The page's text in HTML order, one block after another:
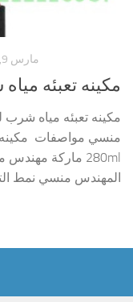
مارس 9, 2019
مكينه تعبئه
المهندس منسي نمط